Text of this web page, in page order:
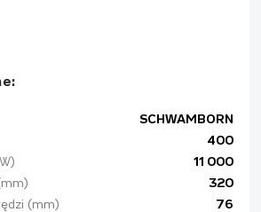
SCHWAMBORN
400
11 000
320
(mm)
76